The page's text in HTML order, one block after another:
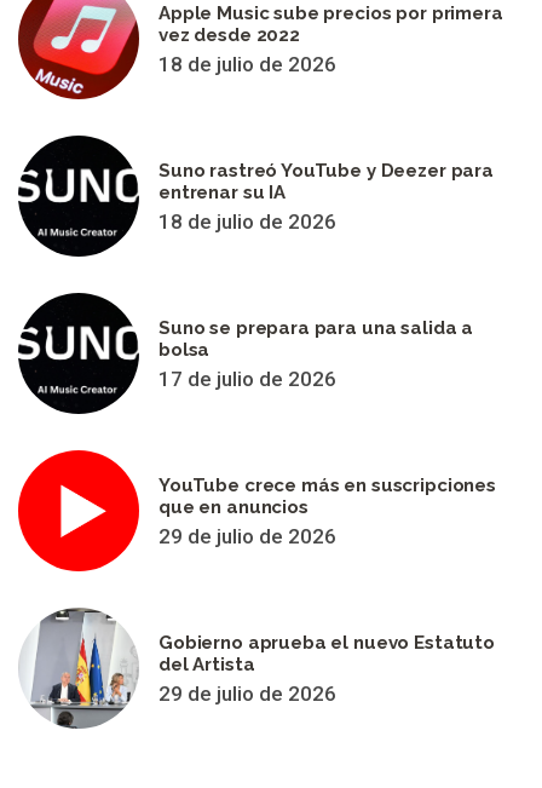
Apple Music sube precios por primera
vez desde 2022
18 de julio de 2026
Suno rastreó YouTube y Deezer para
entrenar su IA
18 de julio de 2026
Suno se prepara para una salida a
bolsa
17 de julio de 2026
YouTube crece más en suscripciones
que en anuncios
29 de julio de 2026
Gobierno aprueba el nuevo Estatuto
del Artista
29 de julio de 2026